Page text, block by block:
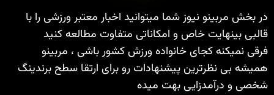
در بخش مربینو نیوز شما میتوانید اخبار معتبر ورزشی را با
قالبی بینهایت خاص و امکاناتی متفاوت مطالعه کنید
فرقی نمیکنه کجای خانواده ورزش کشور باشی ، مربینو
همیشه بی نظرترین پیشنهادات رو برای ارتقا سطح برندینگ
شخصی و درآمدزایی بهت میده